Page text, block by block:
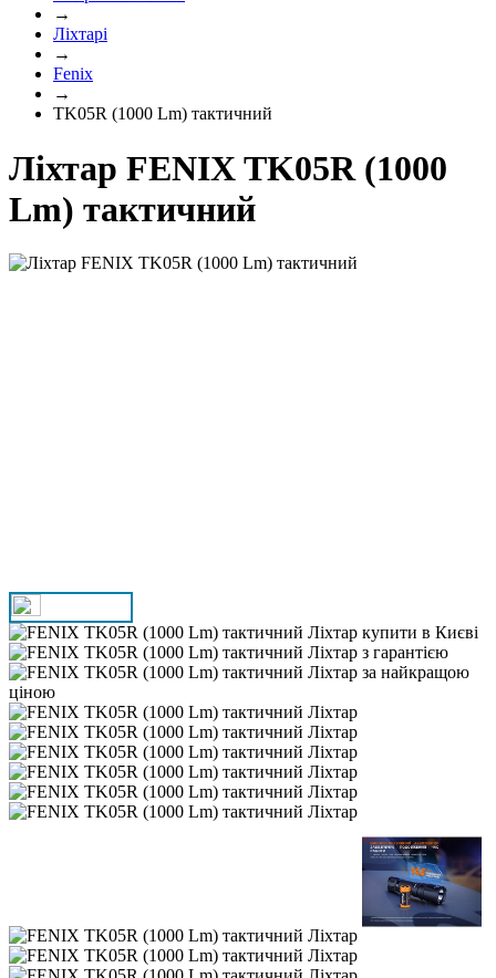
→
Ліхтарі
→
Fenix
→
TK05R (1000 Lm) тактичний
Ліхтар FENIX TK05R (1000
Lm) тактичний